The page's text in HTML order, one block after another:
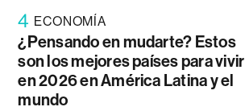
4 ECONOMÍA
¿Pensando en mudarte? Estos
son los mejores países para vivir
en 2026 en América Latina y el
mundo